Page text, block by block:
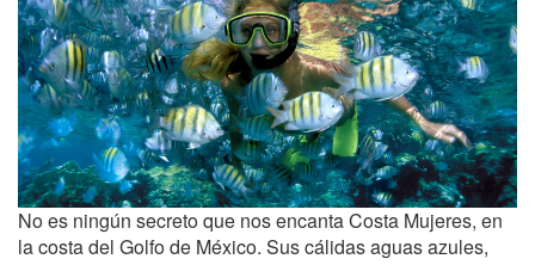
No es ningún secreto que nos encanta Costa Mujeres, en
la costa del Golfo de México. Sus cálidas aguas azules,